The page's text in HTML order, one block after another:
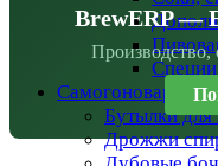
Специи
Самогоноварение
Бутылки для
Дрожжи
BrewERP —
Производство,